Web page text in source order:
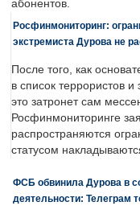
абонентов.
Росфинмониторинг:
экстремиста Дурова не
После того, как
в список террористов и
это затронет сам
Росфинмониторинге
распространяются
статусом
ФСБ обвинила Дурова в
деятельности: Телеграм